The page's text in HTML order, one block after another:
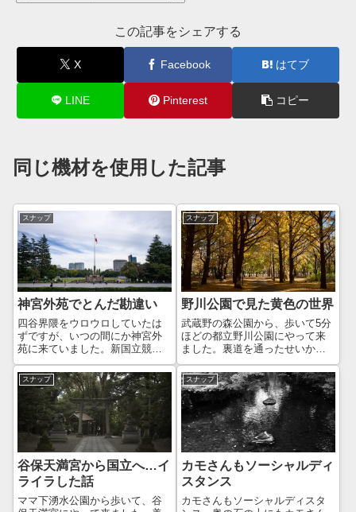
この記事をシェアする
X Facebook はてブ
LINE Pinterest コピー
同じ機材を使用した記事
スナップ
神宮外苑でとんだ勘違い
四谷界隈をウロウロしていたは
ずですが、いつの間にか神宮外
苑に来ていました。新国立競技
場を見るまで、どこを歩いてい
るか全く理解していませんでし
た😅さてこの写真、このサイズ
では分からないかもしれません
が、さすが6000万画素だけあっ
て、ピクセル...
スナップ
野川公園で見た黄色の世界
武蔵野の森公園から、歩いて5分
ほどの都立野川公園にやって来
ました。裏道を通ったせいか、
初めて通る入り口から入ること
になってしまいました。野川公
園は広いので、色んなところに
入口があるのかしら？そのまま
テニスコート沿いを歩いて行く
と、遠くで黄色...
スナップ
谷保天満宮から国立へ…イ
ライラした話
ママ下湧水公園から歩いて、谷
スナップ
カモさんもソーシャルディ
スタンス
カモさんもソーシャルディスタ